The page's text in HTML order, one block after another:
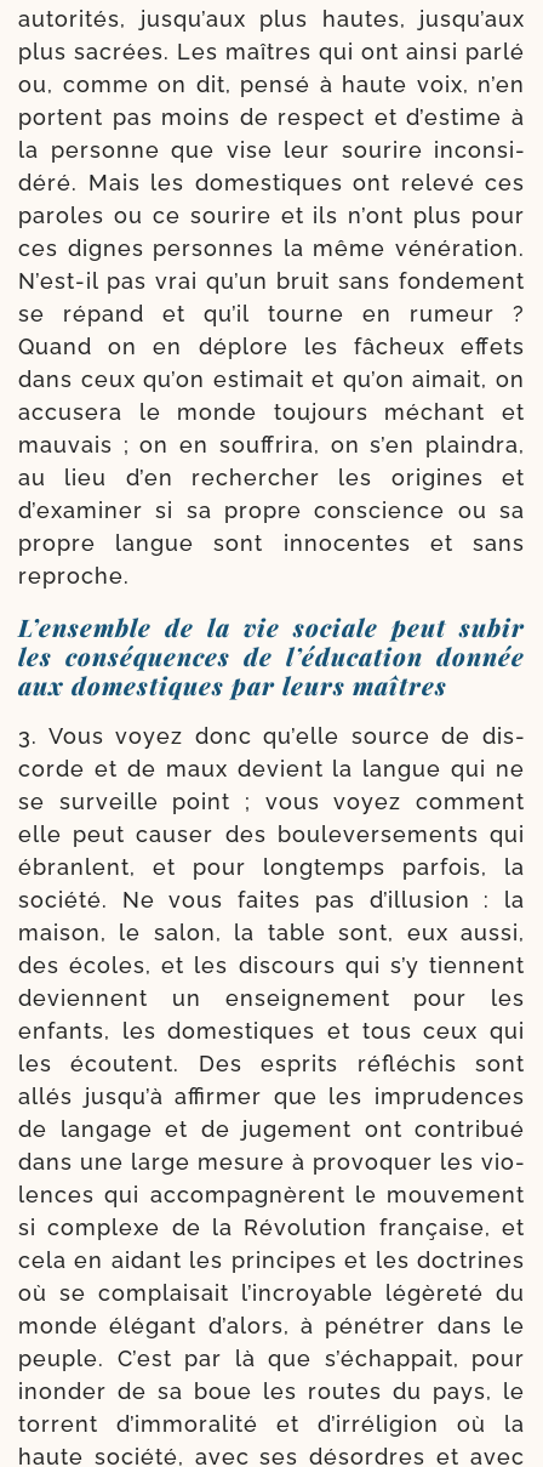
auto­ri­tés, jusqu’aux plus hautes, jusqu’aux
plus sacrées. Les maîtres qui ont ain­si par­lé
ou, comme on dit, pen­sé à haute voix, n’en
portent pas moins de res­pect et d’estime à
la per­sonne que vise leur sou­rire incon­si­
dé­ré. Mais les domes­tiques ont rele­vé ces
paroles ou ce sou­rire et ils n’ont plus pour
ces dignes per­sonnes la même véné­ra­tion.
N’est-il pas vrai qu’un bruit sans fon­de­ment
se répand et qu’il tourne en rumeur ?
Quand on en déplore les fâcheux effets
dans ceux qu’on esti­mait et qu’on aimait, on
accu­se­ra le monde tou­jours méchant et
mau­vais ; on en souf­fri­ra, on s’en plain­dra,
au lieu d’en recher­cher les ori­gines et
d’examiner si sa propre conscience ou sa
propre langue sont inno­centes et sans
reproche.
L’ensemble de la vie sociale peut subir
les conséquences de l’éducation donnée
aux domestiques par leurs maîtres
3. Vous voyez donc qu’elle source de dis­
corde et de maux devient la langue qui ne
se sur­veille point ; vous voyez com­ment
elle peut cau­ser des bou­le­ver­se­ments qui
ébranlent, et pour long­temps par­fois, la
socié­té. Ne vous faites pas d’illusion : la
mai­son, le salon, la table sont, eux aus­si,
des écoles, et les dis­cours qui s’y tiennent
deviennent un ensei­gne­ment pour les
enfants, les domes­tiques et tous ceux qui
les écoutent. Des esprits réflé­chis sont
allés jusqu’à affir­mer que les impru­dences
de lan­gage et de juge­ment ont contri­bué
dans une large mesure à pro­vo­quer les vio­
lences qui accom­pa­gnèrent le mou­ve­ment
si com­plexe de la Révolution fran­çaise, et
cela en aidant les prin­cipes et les doc­trines
où se com­plai­sait l’incroyable légè­re­té du
monde élé­gant d’alors, à péné­trer dans le
peuple. C’est par là que s’échappait, pour
inon­der de sa boue les routes du pays, le
tor­rent d’immoralité et d’irréligion où la
haute socié­té, avec ses désordres et avec